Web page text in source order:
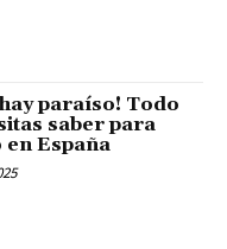
paraíso! Todo
saber para
España